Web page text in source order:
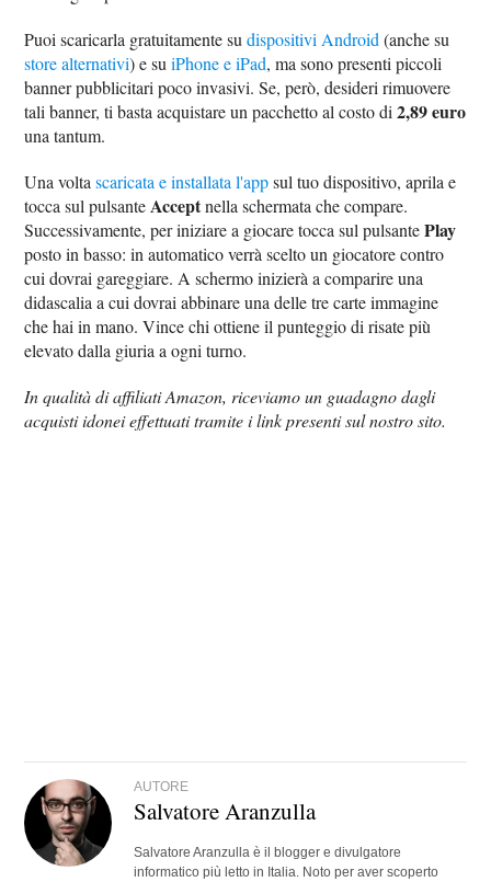
Puoi scaricarla gratuitamente sudispositivi Android (anche su
store alternativi) e suiPhone e iPad, ma sono presenti piccoli
banner pubblicitari poco invasivi. Se, però, desideri rimuovere
tali banner, ti basta acquistare un pacchetto al costo di2,89 euro
una tantum.
Una voltascaricata e installata l'appsul tuo dispositivo, aprila e
tocca sul pulsante Acceptnella schermata che compare.
Successivamente, per iniziare a giocare tocca sul pulsantePlay
posto in basso: in automatico verrà scelto un giocatore contro
cui dovrai gareggiare. A schermo inizierà a comparire una
didascalia a cui dovrai abbinare una delle tre carte immagine
che hai in mano. Vince chi ottiene il punteggio di risate più
elevato dalla giuria a ogni turno.
In qualità di affiliati Amazon, riceviamo un guadagno dagli
acquisti idonei effettuati tramite i link presenti sul nostro sito.
AUTORE
Salvatore Aranzulla
Salvatore Aranzulla è il blogger e divulgatore
informatico più letto in Italia. Noto per aver scoperto